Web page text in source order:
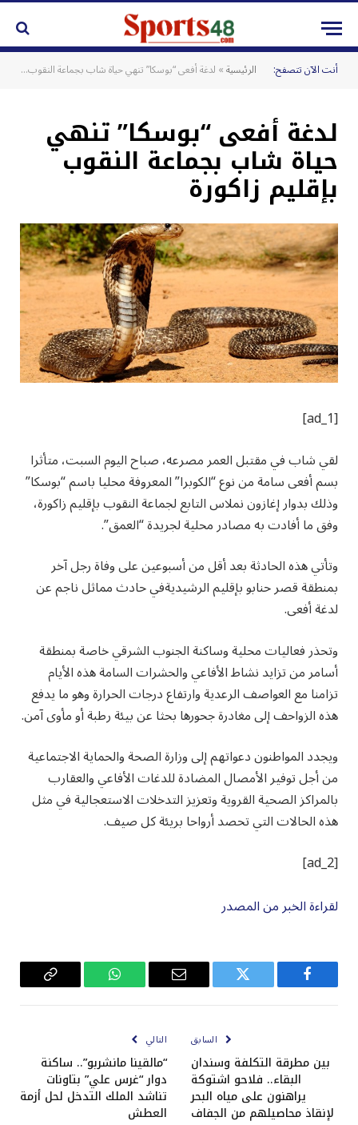
أنت الآن تتصفح: الرئيسية» لدغة أفعى “بوسكا” تنهي حياة شاب بجماعة النقوب بإقليم زاكورة
لدغة أفعى “بوسكا” تنهي
حياة شاب بجماعة النقوب
بإقليم زاكورة
[ad_1]
لقي شاب في مقتبل العمر مصرعه، صباح اليوم السبت، متأثرا
بسم أفعى سامة من نوع “الكوبرا” المعروفة محليا باسم “بوسكا”
وذلك بدوار إغازون نملاس التابع لجماعة النقوب بإقليم زاكورة،
وفق ما أفادت به مصادر محلية لجريدة “العمق”.
وتأتي هذه الحادثة بعد أقل من أسبوعين على وفاة رجل آخر
بمنطقة قصر حنابو بإقليم الرشيديةفي حادث مماثل ناجم عن
لدغة أفعى.
وتحذر فعاليات محلية وساكنة الجنوب الشرقي خاصة بمنطقة
أسامر من تزايد نشاط الأفاعي والحشرات السامة هذه الأيام
تزامنا مع العواصف الرعدية وارتفاع درجات الحرارة وهو ما يدفع
هذه الزواحف إلى مغادرة جحورها بحثا عن بيئة رطبة أو مأوى آمن.
ويجدد المواطنون دعواتهم إلى وزارة الصحة والحماية الاجتماعية
من أجل توفير الأمصال المضادة للدغات الأفاعي والعقارب
بالمراكز الصحية القروية وتعزيز التدخلات الاستعجالية في مثل
هذه الحالات التي تحصد أرواحا بريئة كل صيف.
[ad_2]
لقراءة الخبر من المصدر
فيسبوك تويتر
البريد
واتساب
Copy
السابق
بين مطرقة التكلفة وسندان
البقاء.. فلاحو اشتوكة
يراهنون على مياه البحر
لإنقاذ محاصيلهم من الجفاف
التالي
“مالقينا مانشربو”.. ساكنة
دوار “غرس علي” بتاونات
تناشد الملك التدخل لحل أزمة
العطش